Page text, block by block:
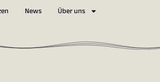
News Über uns